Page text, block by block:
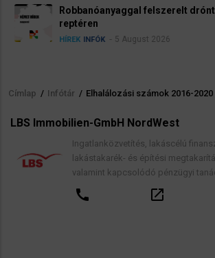
Robbanóanyaggal felszerelt drónt
reptéren
HÍREK INFÓK 5 August 2026
Morzsa
Címlap / Infótár / Elhalálozási számok 2016-
LBS Immobilien-GmbH NordWest
Ingatlanközvetítés, lakáscélú
lakástakarék- és építési
valamint kapcsolódó pénzügyi
call open_in_new